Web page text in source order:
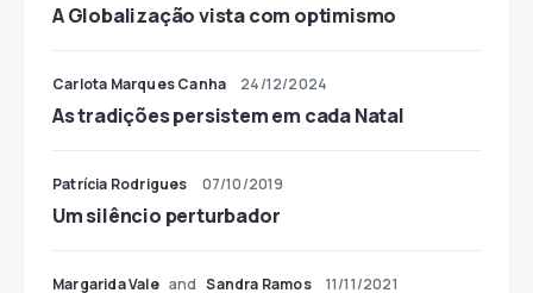
A Globalização vista com optimismo
Carlota Marques Canha 24/12/2024
As tradições persistem em cada Natal
Patrícia Rodrigues 07/10/2019
Um silêncio perturbador
Margarida Vale and Sandra Ramos 11/11/2021